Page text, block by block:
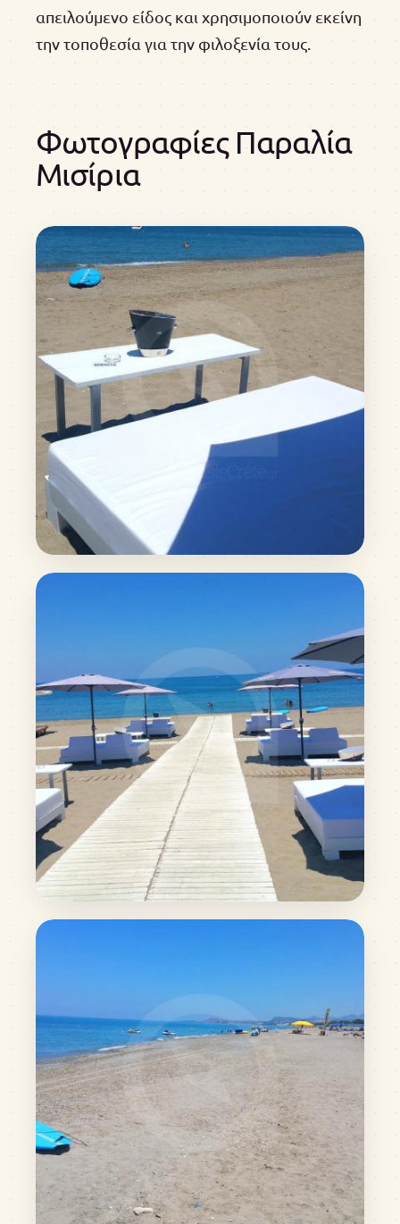
απειλούμενο είδος και χρησιμοποιούν εκείνη
την τοποθεσία για την φιλοξενία τους.
Φωτογραφίες Παραλία
Μισίρια